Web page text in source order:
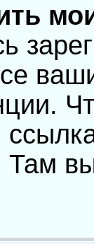
Там